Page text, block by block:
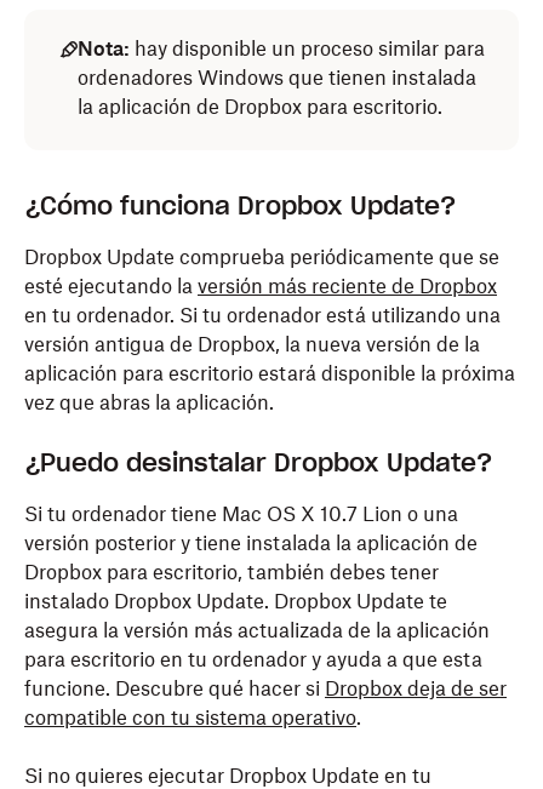
Nota: hay disponible un proceso similar para
ordenadores Windows que tienen instalada
la aplicación de Dropbox para escritorio.
¿Cómo funciona Dropbox Update?
Dropbox Update comprueba periódicamente que se
esté ejecutando la versión más reciente de Dropbox
en tu ordenador. Si tu ordenador está utilizando una
versión antigua de Dropbox, la nueva versión de la
aplicación para escritorio estará disponible la próxima
vez que abras la aplicación.
¿Puedo desinstalar Dropbox Update?
Si tu ordenador tiene Mac OS X 10.7 Lion o una
versión posterior y tiene instalada la aplicación de
Dropbox para escritorio, también debes tener
instalado Dropbox Update. Dropbox Update te
asegura la versión más actualizada de la aplicación
para escritorio en tu ordenador y ayuda a que esta
funcione. Descubre qué hacer si Dropbox deja de ser
compatible con tu sistema operativo.
Si no quieres ejecutar Dropbox Update en tu